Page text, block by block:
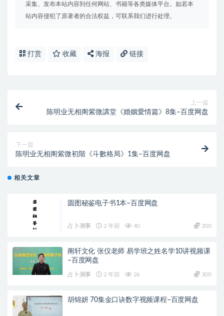
采集、发布本站内容到任何网站、书籍等各类媒体平台。如若本
站内容侵犯了原著者的合法权益，可联系我们进行处理。
打赏 收藏 海报 链接
上一篇
陈明业无相阁紫微講堂《婚姻愛情篇》8集–百度网盘
下一篇
陈明业无相阁紫微初階《斗數格局》1集–百度网盘
相关文章
圆图秘鉴电子书1本–百度网盘
占卜测事 2 年前 40 200
阐轩文化 张仪老师 易学班之姓名学10讲视频课
–百度网盘
占卜测事 2 年前 26 300
胡锦妍 70集金口诀数字视频课程–百度网盘